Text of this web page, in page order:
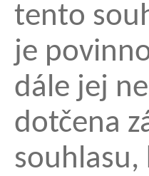
tento
je
dále jej
dotčena